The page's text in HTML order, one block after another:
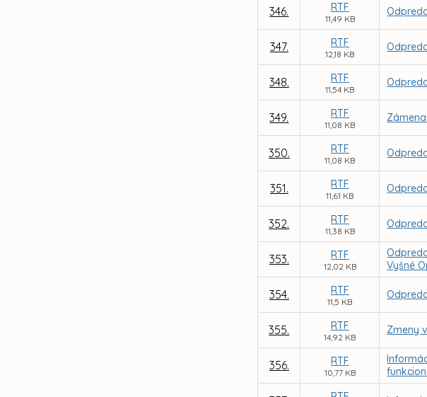
346. RTF
11,49 KB
347. RTF
12,18 KB
348. RTF
11,54 KB
349. RTF
11,08 KB
350. RTF
11,08 KB
351. RTF
11,61 KB
352. RTF
11,38 KB
353. RTF
12,02 KB
Vyšné
354. RTF
11,5 KB
355. RTF
14,92 KB
Zmeny
356. RTF
10,77 KB